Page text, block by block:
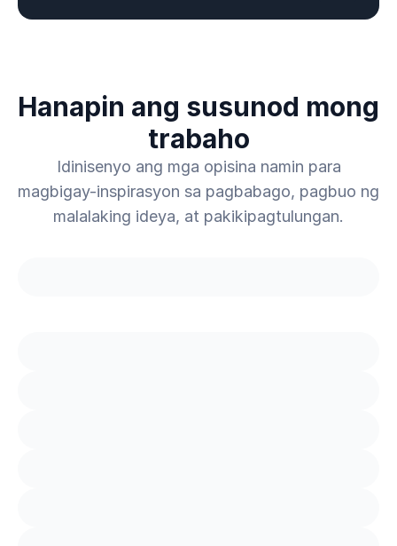
Hanapin ang susunod mong
trabaho
Idinisenyo ang mga opisina namin para
magbigay-inspirasyon sa pagbabago, pagbuo ng
malalaking ideya, at pakikipagtulungan.